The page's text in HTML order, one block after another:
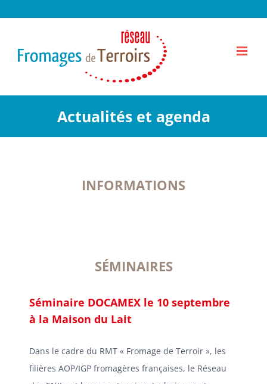
Actualités et agenda
INFORMATIONS
SÉMINAIRES
Séminaire DOCAMEX le 10 septembre
à la Maison du Lait
Dans le cadre du RMT « Fromage de Terroir », les
filières AOP/IGP fromagères françaises, le Réseau